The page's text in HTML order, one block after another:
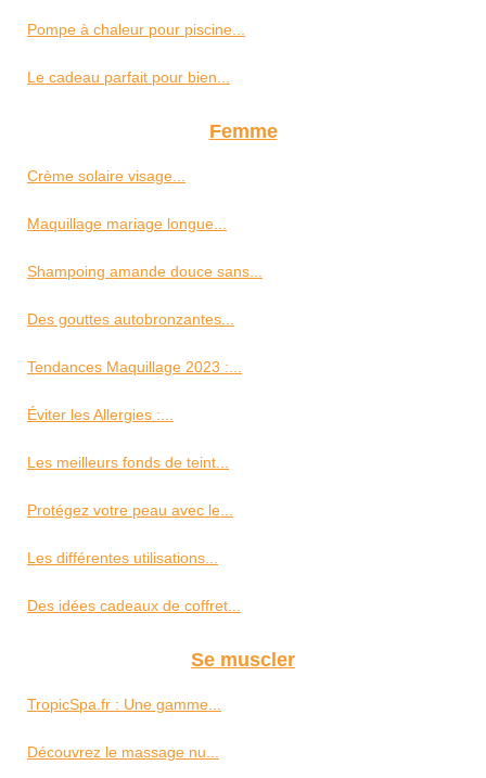
Pompe à chaleur pour piscine...
Le cadeau parfait pour bien...
Femme
Crème solaire visage...
Maquillage mariage longue...
Shampoing amande douce sans...
Des gouttes autobronzantes...
Tendances Maquillage 2023 :...
Éviter les Allergies :...
Les meilleurs fonds de teint...
Protégez votre peau avec le...
Les différentes utilisations...
Des idées cadeaux de coffret...
Se muscler
TropicSpa.fr : Une gamme...
Découvrez le massage nu...